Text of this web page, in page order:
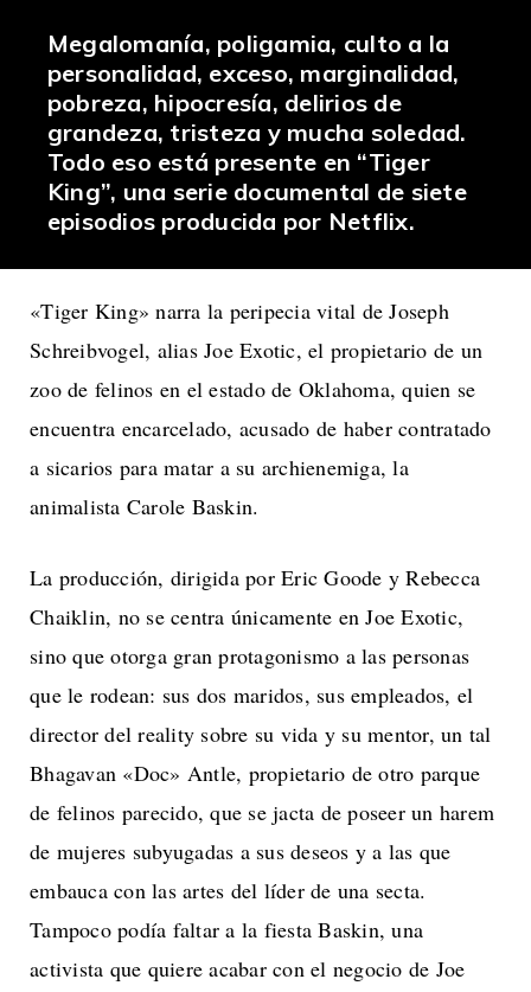
Megalomanía, poligamia, culto a la
personalidad, exceso, marginalidad,
pobreza, hipocresía, delirios de
grandeza, tristeza y mucha soledad.
Todo eso está presente en “Tiger
King”, una serie documental de siete
episodios producida por Netflix.
«Tiger King» narra la peripecia vital de Joseph
Schreibvogel, alias Joe Exotic, el propietario de un
zoo de felinos en el estado de Oklahoma, quien se
encuentra encarcelado, acusado de haber contratado
a sicarios para matar a su archienemiga, la
animalista Carole Baskin.
La producción, dirigida por Eric Goode y Rebecca
Chaiklin, no se centra únicamente en Joe Exotic,
sino que otorga gran protagonismo a las personas
que le rodean: sus dos maridos, sus empleados, el
director del reality sobre su vida y su mentor, un tal
Bhagavan «Doc» Antle, propietario de otro parque
de felinos parecido, que se jacta de poseer un harem
de mujeres subyugadas a sus deseos y a las que
embauca con las artes del líder de una secta.
Tampoco podía faltar a la fiesta Baskin, una
activista que quiere acabar con el negocio de Joe